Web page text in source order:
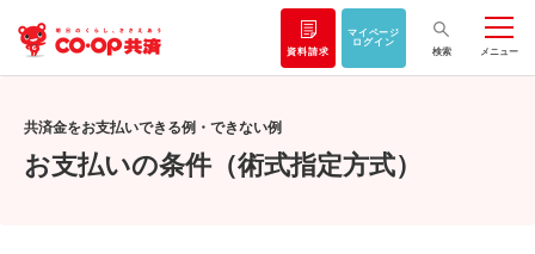
資料請求
マイページ
ログイン
検索
メニュー
共済金をお支払いできる例・できない例
お支払いの条件（術式指定方式）